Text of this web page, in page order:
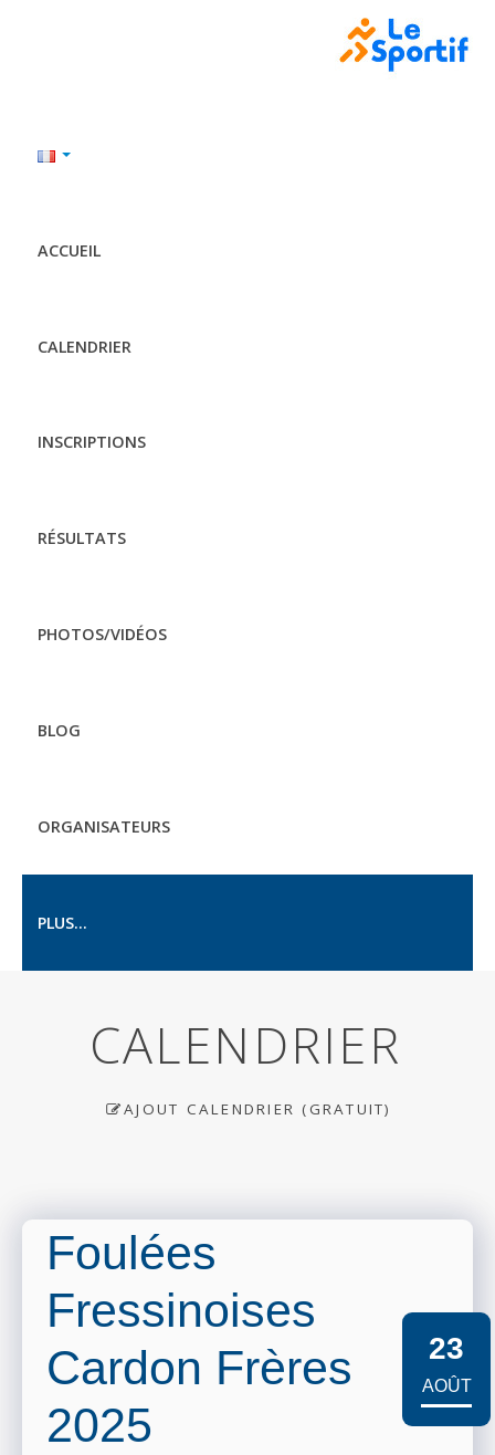
ACCUEIL
CALENDRIER
INSCRIPTIONS
RÉSULTATS
PHOTOS/VIDÉOS
BLOG
ORGANISATEURS
PLUS...
CALENDRIER
AJOUT CALENDRIER (GRATUIT)
Foulées
Fressinoises
Cardon Frères
2025
23
AOÛT